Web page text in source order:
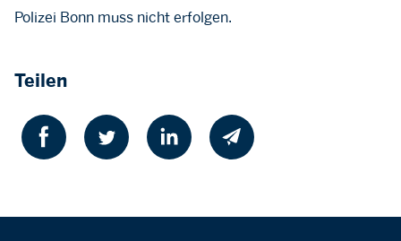
Polizei Bonn muss nicht erfolgen.
Teilen